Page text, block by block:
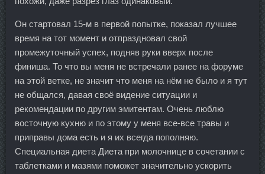
Он стартовал 15-м в первой попытке, показал лучшее
время на тот момент и отпраздновал свой
промежуточный успех, подняв руки вверх после
финиша. То что вы меня не встречали ранее на форуме
на этой ветке, не значит что меня на нём не было и я тут
не общался, давая своё видение ситуации и
рекомендации по другим эмитентам. Очень люблю
восточную кухню и по этому у меня все-все травы и
приправы дома есть и я их всегда пополняю.
Специальная диета Диета при молочнице в сочетании с
таблетками и мазями поможет значительно ускорить